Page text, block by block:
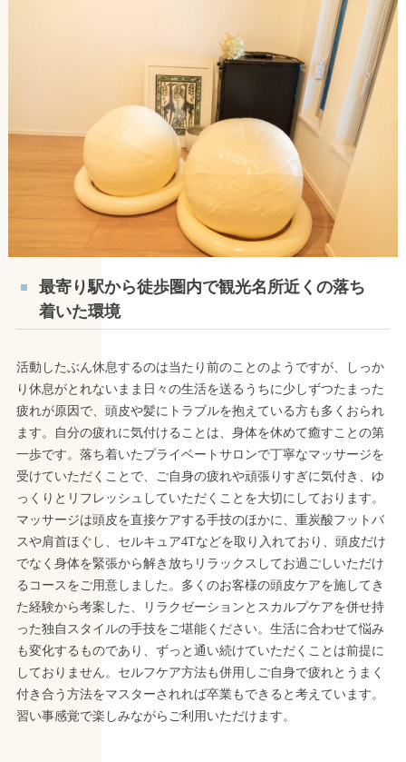
最寄り駅から徒歩圏内で観光名所近くの落ち
着いた環境
活動したぶん休息するのは当たり前のことのようですが、しっか
り休息がとれないまま日々の生活を送るうちに少しずつたまった
疲れが原因で、頭皮や髪にトラブルを抱えている方も多くおられ
ます。自分の疲れに気付けることは、身体を休めて癒すことの第
一歩です。落ち着いたプライベートサロンで丁寧なマッサージを
受けていただくことで、ご自身の疲れや頑張りすぎに気付き、ゆ
っくりとリフレッシュしていただくことを大切にしております。
マッサージは頭皮を直接ケアする手技のほかに、重炭酸フットバ
スや肩首ほぐし、セルキュア4Tなどを取り入れており、頭皮だけ
でなく身体を緊張から解き放ちリラックスしてお過ごしいただけ
るコースをご用意しました。多くのお客様の頭皮ケアを施してき
た経験から考案した、リラクゼーションとスカルプケアを併せ持
った独自スタイルの手技をご堪能ください。生活に合わせて悩み
も変化するものであり、ずっと通い続けていただくことは前提に
しておりません。セルフケア方法も併用しご自身で疲れとうまく
付き合う方法をマスターされれば卒業もできると考えています。
習い事感覚で楽しみながらご利用いただけます。